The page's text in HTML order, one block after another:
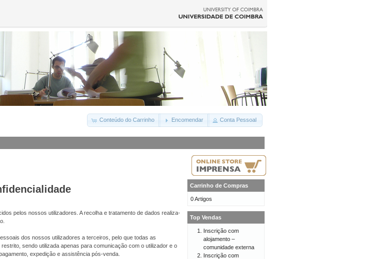
Conteúdo do Carrinho Encomendar Conta Pessoal
pelos nossos utilizadores. A recolha e tratamento de dados realiza-
dos nossos utilizadores a terceiros, pelo que todas as
sendo utilizada apenas para comunicação com o utilizador e o
expedição e assistência pós-venda.
Carrinho de Compras
0 Artigos
Top Vendas
Inscrição com
alojamento –
comunidade externa
Inscrição com